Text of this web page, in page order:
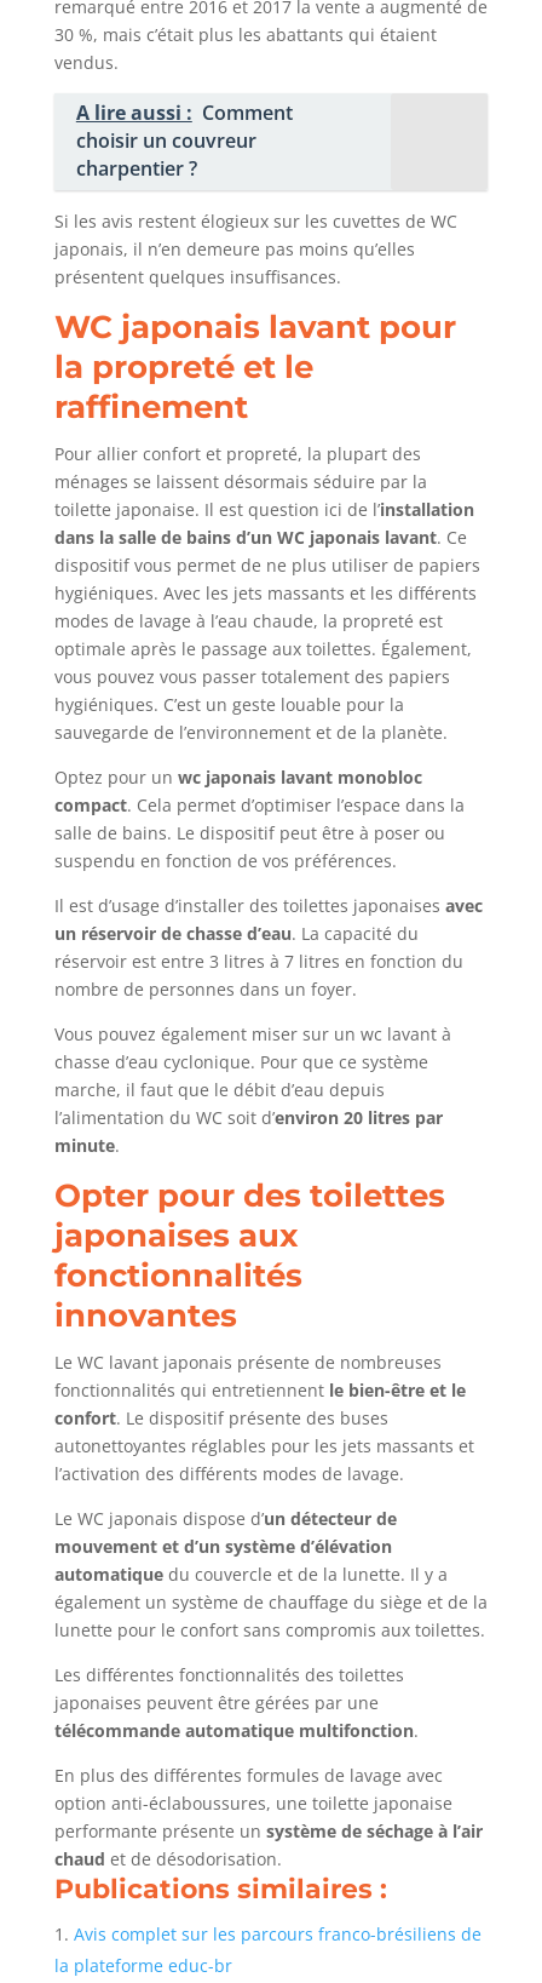
remarqué entre 2016 et 2017 la vente a augmenté de
30 %, mais c’était plus les abattants qui étaient
vendus.
A lire aussi : Comment
choisir un couvreur
charpentier ?
Si les avis restent élogieux sur les cuvettes de WC
japonais, il n’en demeure pas moins qu’elles
présentent quelques insuffisances.
WC japonais lavant pour
la propreté et le
raffinement
Pour allier confort et propreté, la plupart des
ménages se laissent désormais séduire par la
toilette japonaise. Il est question ici de l’installation
dans la salle de bains d’un WC japonais lavant. Ce
dispositif vous permet de ne plus utiliser de papiers
hygiéniques. Avec les jets massants et les différents
modes de lavage à l’eau chaude, la propreté est
optimale après le passage aux toilettes. Également,
vous pouvez vous passer totalement des papiers
hygiéniques. C’est un geste louable pour la
sauvegarde de l’environnement et de la planète.
Optez pour un wc japonais lavant monobloc
compact. Cela permet d’optimiser l’espace dans la
salle de bains. Le dispositif peut être à poser ou
suspendu en fonction de vos préférences.
Il est d’usage d’installer des toilettes japonaises avec
un réservoir de chasse d’eau. La capacité du
réservoir est entre 3 litres à 7 litres en fonction du
nombre de personnes dans un foyer.
Vous pouvez également miser sur un wc lavant à
chasse d’eau cyclonique. Pour que ce système
marche, il faut que le débit d’eau depuis
l’alimentation du WC soit d’environ 20 litres par
minute.
Opter pour des toilettes
japonaises aux
fonctionnalités
innovantes
Le WC lavant japonais présente de nombreuses
fonctionnalités qui entretiennent le bien-être et le
confort. Le dispositif présente des buses
autonettoyantes réglables pour les jets massants et
l’activation des différents modes de lavage.
Le WC japonais dispose d’un détecteur de
mouvement et d’un système d’élévation
automatiquedu couvercle et de la lunette. Il y a
également un système de chauffage du siège et de la
lunette pour le confort sans compromis aux toilettes.
Les différentes fonctionnalités des toilettes
japonaises peuvent être gérées par une
télécommande automatique multifonction.
En plus des différentes formules de lavage avec
option anti-éclaboussures, une toilette japonaise
performante présente un système de séchage à l’air
chaud et de désodorisation.
Publications similaires :
Avis complet sur les parcours franco-brésiliens de
la plateforme educ-br